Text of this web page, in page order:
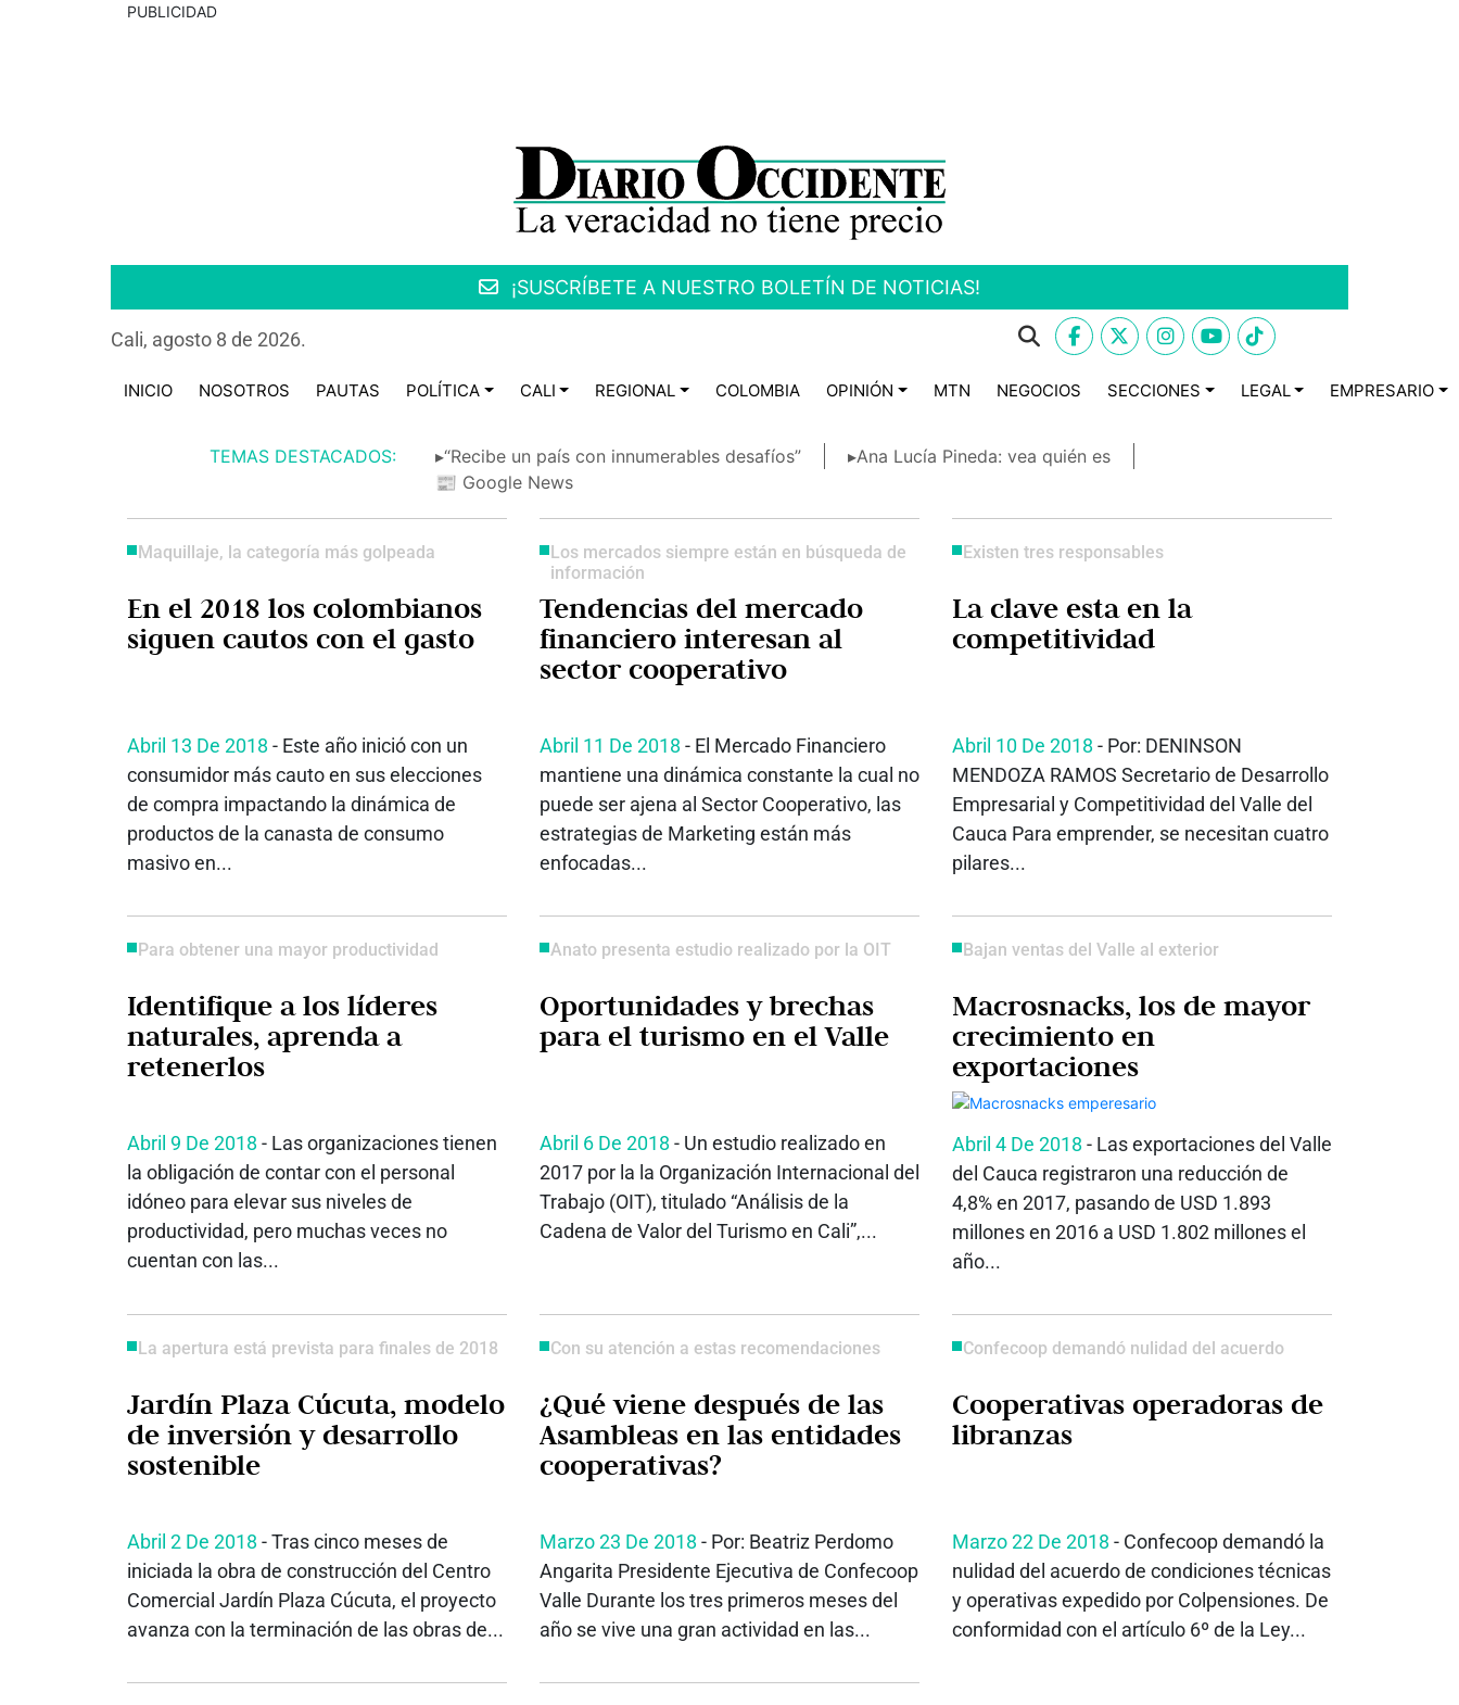
PUBLICIDAD
¡SUSCRÍBETE A NUESTRO BOLETÍN DE NOTICIAS!
Cali, agosto 8 de 2026.
INICIO NOSOTROS PAUTAS POLÍTICA CALI REGIONAL COLOMBIA OPINIÓN MTN NEGOCIOS SECCIONES LEGAL EMPRESARIO
TEMAS DESTACADOS: ▸“Recibe un país con innumerables desafíos”
▸Ana Lucía Pineda: vea quién es
📰 Google News
Maquillaje, la categoría más golpeada
En el 2018 los colombianos
siguen cautos con el gasto
Abril 13 De 2018 - Este año inició con un
consumidor más cauto en sus elecciones
de compra impactando la dinámica de
productos de la canasta de consumo
masivo en...
Los mercados siempre están en búsqueda de
información
Tendencias del mercado
financiero interesan al
sector cooperativo
Abril 11 De 2018 - El Mercado Financiero
mantiene una dinámica constante la cual no
puede ser ajena al Sector Cooperativo, las
estrategias de Marketing están más
enfocadas...
Existen tres responsables
La clave esta en la
competitividad
Abril 10 De 2018 - Por: DENINSON
MENDOZA RAMOS Secretario de Desarrollo
Empresarial y Competitividad del Valle del
Cauca Para emprender, se necesitan cuatro
pilares...
Para obtener una mayor productividad
Identifique a los líderes
naturales, aprenda a
retenerlos
Abril 9 De 2018 - Las organizaciones tienen
la obligación de contar con el personal
idóneo para elevar sus niveles de
productividad, pero muchas veces no
cuentan con las...
Anato presenta estudio realizado por la OIT
Oportunidades y brechas
para el turismo en el Valle
Abril 6 De 2018 - Un estudio realizado en
2017 por la la Organización Internacional del
Trabajo (OIT), titulado “Análisis de la
Cadena de Valor del Turismo en Cali”,...
Bajan ventas del Valle al exterior
Macrosnacks, los de mayor
crecimiento en
exportaciones
Abril 4 De 2018 - Las exportaciones del Valle
del Cauca registraron una reducción de
4,8% en 2017, pasando de USD 1.893
millones en 2016 a USD 1.802 millones el
año...
La apertura está prevista para finales de 2018
Jardín Plaza Cúcuta, modelo
de inversión y desarrollo
sostenible
Abril 2 De 2018 - Tras cinco meses de
iniciada la obra de construcción del Centro
Comercial Jardín Plaza Cúcuta, el proyecto
avanza con la terminación de las obras de...
Con su atención a estas recomendaciones
¿Qué viene después de las
Asambleas en las entidades
cooperativas?
Marzo 23 De 2018 - Por: Beatriz Perdomo
Angarita Presidente Ejecutiva de Confecoop
Valle Durante los tres primeros meses del
año se vive una gran actividad en las...
Confecoop demandó nulidad del acuerdo
Cooperativas operadoras de
libranzas
Marzo 22 De 2018 - Confecoop demandó la
nulidad del acuerdo de condiciones técnicas
y operativas expedido por Colpensiones. De
conformidad con el artículo 6º de la Ley...